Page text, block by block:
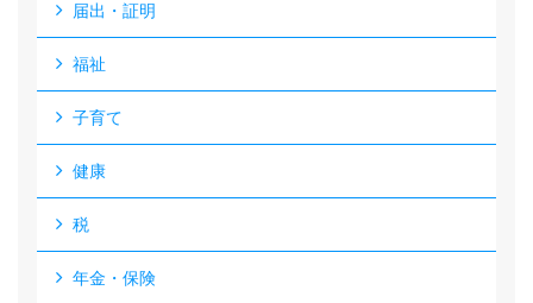
届出・証明
福祉
子育て
健康
税
年金・保険